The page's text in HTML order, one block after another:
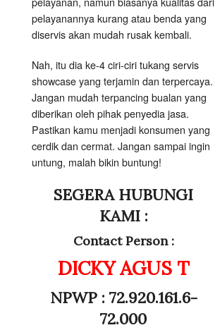
pelayanannya kurang atau benda yang
diservis akan mudah rusak kembali.
Nah, itu dia ke-4 ciri-ciri tukang servis
showcase yang terjamin dan terpercaya.
Jangan mudah terpancing bualan yang
diberikan oleh pihak penyedia jasa.
Pastikan kamu menjadi konsumen yang
cerdik dan cermat. Jangan sampai ingin
untung, malah bikin buntung!
SEGERA HUBUNGI
KAMI :
Contact Person :
DICKY AGUS T
NPWP : 72.920.161.6-
72.000